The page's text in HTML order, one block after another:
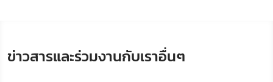
ข่าวสารและร่วมงานกับเราอื่นๆ